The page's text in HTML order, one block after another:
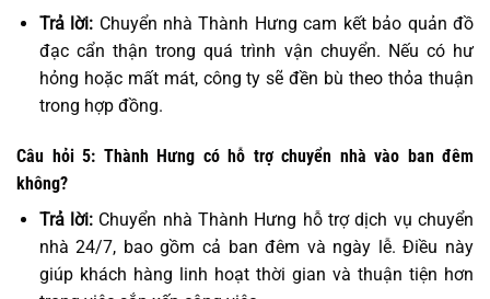
Trả lời: Chuyển nhà Thành Hưng cam kết bảo quản đồ
đạc cẩn thận trong quá trình vận chuyển. Nếu có hư
hỏng hoặc mất mát, công ty sẽ đền bù theo thỏa thuận
trong hợp đồng.
Câu hỏi 5: Thành Hưng có hỗ trợ chuyển nhà vào ban đêm
không?
Trả lời: Chuyển nhà Thành Hưng hỗ trợ dịch vụ chuyển
nhà 24/7, bao gồm cả ban đêm và ngày lễ. Điều này
giúp khách hàng linh hoạt thời gian và thuận tiện hơn